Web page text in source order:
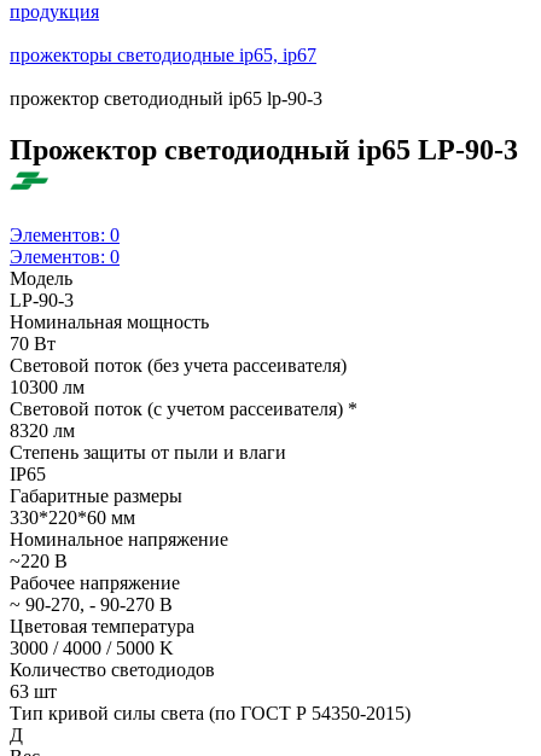
продукция
прожекторы светодиодные ip65, ip67
прожектор светодиодный ip65 lp-90-3
Прожектор светодиодный ip65 LP-90-3
Элементов: 0
Элементов: 0
Модель
LP-90-3
Номинальная мощность
70 Вт
Световой поток (без учета рассеивателя)
10300 лм
Световой поток (с учетом рассеивателя) *
8320 лм
Степень защиты от пыли и влаги
IP65
Габаритные размеры
330*220*60 мм
Номинальное напряжение
~220 В
Рабочее напряжение
~ 90-270, - 90-270 В
Цветовая температура
3000 / 4000 / 5000 K
Количество светодиодов
63 шт
Тип кривой силы света (по ГОСТ Р 54350-2015)
Д